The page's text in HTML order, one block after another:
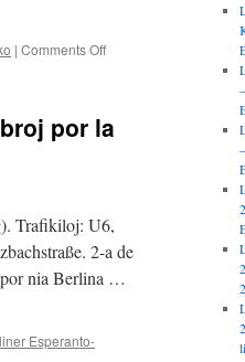
| Comments Offon
–
libroj
por
Berlina
por la
Trafikiloj: U6,
2-a de
por nia Berlina …
Esperanto-